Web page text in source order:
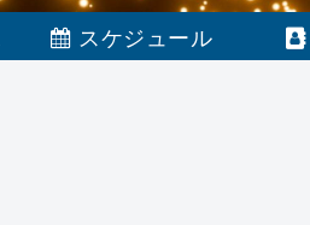
スケジュール